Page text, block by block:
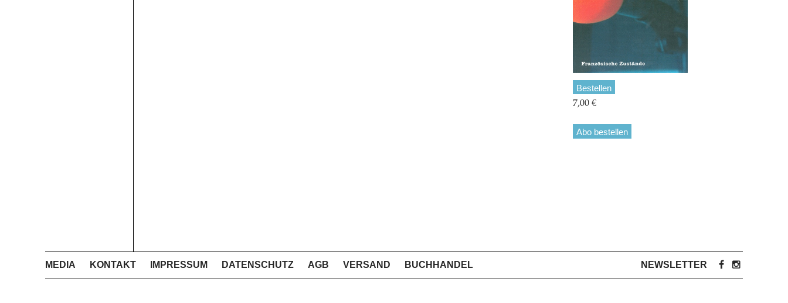
Bestellen
7,00 €
Abo bestellen
MEDIA KONTAKT IMPRESSUM DATENSCHUTZ AGB VERSAND BUCHHANDEL NEWSLETTER